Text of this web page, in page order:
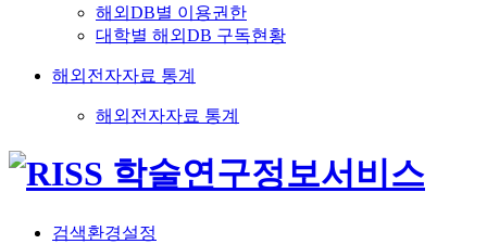
해외DB별 이용권한
대학별 해외DB 구독현황
해외전자자료 통계
해외전자자료 통계
검색환경설정